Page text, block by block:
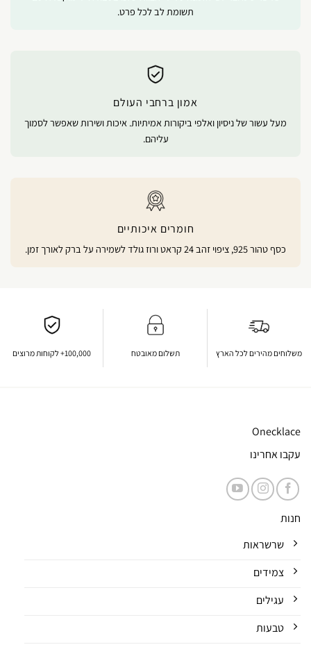
תשומת לב לכל פרט.
אמון ברחבי העולם
מעל עשור של ניסיון ואלפי ביקורות אמיתיות. איכות ושירות שאפשר לסמוך
עליהם.
חומרים איכותיים
כסף טהור 925, ציפוי זהב 24 קראט ורוז גולד לשמירה על ברק לאורך זמן.
משלוחים מהירים לכל הארץ תשלום מאובטח 100,000+ לקוחות מרוצים
Onecklace
עקבו אחרינו
חנות
שרשראות
צמידים
עגילים
טבעות